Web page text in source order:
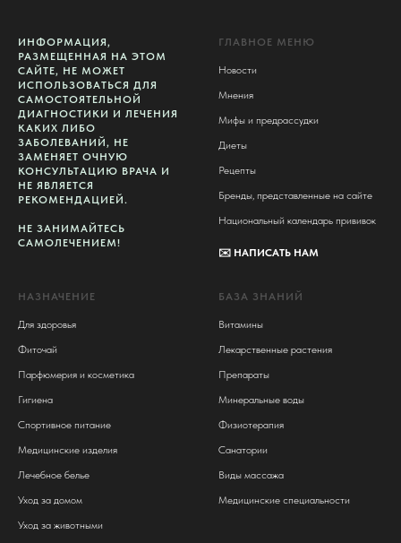
ИНФОРМАЦИЯ,
РАЗМЕЩЕННАЯ НА ЭТОМ
САЙТЕ, НЕ МОЖЕТ
ИСПОЛЬЗОВАТЬСЯ ДЛЯ
САМОСТОЯТЕЛЬНОЙ
ДИАГНОСТИКИ И ЛЕЧЕНИЯ
КАКИХ ЛИБО
ЗАБОЛЕВАНИЙ, НЕ
ЗАМЕНЯЕТ ОЧНУЮ
КОНСУЛЬТАЦИЮ ВРАЧА И
НЕ ЯВЛЯЕТСЯ
РЕКОМЕНДАЦИЕЙ.
НЕ ЗАНИМАЙТЕСЬ
САМОЛЕЧЕНИЕМ!
ГЛАВНОЕ МЕНЮ
Новости
Мнения
Мифы и предрассудки
Диеты
Рецепты
Бренды, представленные на сайте
Национальный календарь прививок
✉️ НАПИСАТЬ НАМ
НАЗНАЧЕНИЕ
Для здоровья
Фиточай
Парфюмерия и косметика
Гигиена
Спортивное питание
Медицинские изделия
Лечебное белье
Уход за домом
Уход за животными
БАЗА ЗНАНИЙ
Витамины
Лекарственные растения
Препараты
Минеральные воды
Физиотерапия
Санатории
Виды массажа
Медицинские специальности